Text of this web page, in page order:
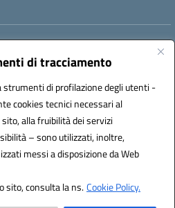
di tracciamento
di profilazione degli utenti -
cookies tecnici necessari al
alla fruibilità dei servizi
– sono utilizzati, inoltre,
messi a disposizione da Web
sito, consulta la ns.Cookie Policy.
Email:anic82000a@istruzione.it
UFF6L6
by 3D Solution S.r.l.
by Designers Italia